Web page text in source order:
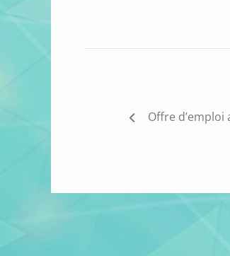
Navigation
Offre